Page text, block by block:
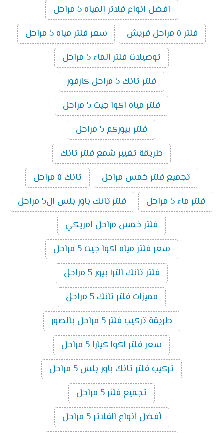
افضل انواع فلاتر المياه 5 مراحل
فلتر ٥ مراحل فريش
سعر فلتر مياه 5 مراحل
توصيلات فلتر الماء 5 مراحل
فلتر تانك 5 مراحل كارفور
فلتر مياه اكوا جيت 5 مراحل
فلتر بيوركم 5 مراحل
طريقة تغيير شمع فلتر تانك
تجميع فلتر خمس مراحل
تانك ٥ مراحل
فلتر ماء 5 مراحل
فلتر تانك باور بلس ال5 مراحل
فلتر خمس مراحل امريكي
سعر فلتر مياه اكوا جيت 5 مراحل
فلتر تانك الترا بيور 5 مراحل
مميزات فلتر تانك 5 مراحل
طريقة تركيب فلتر 5 مراحل بالصور
سعر فلتر اكوا كيارا 5 مراحل
تركيب فلتر تانك باور بلس 5 مراحل
تجميع فلتر 5 مراحل
أفضل أنواع الفلاتر 5 مراحل